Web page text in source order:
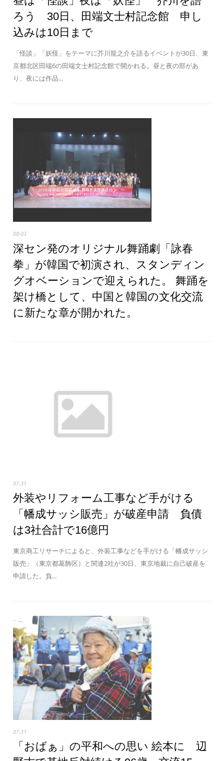
ろう 30日、田端文士村記念館 申し
込みは10日まで
「怪談」「妖怪」をテーマに芥川龍之介を語るイベントが30日、東
京都北区田端6の田端文士村記念館で開かれる。昼と夜の部があ
り、夜には作品...
08-03
深セン発のオリジナル舞踊劇「詠春
拳」が韓国で初演され、スタンディン
グオベーションで迎えられた。 舞踊を
架け橋として、中国と韓国の文化交流
に新たな章が開かれた。
07-31
外装やリフォーム工事など手がける
「幡成サッシ販売」が破産申請 負債
は3社合計で16億円
東京商工リサーチによると、外装工事などを手がける「幡成サッシ
販売」（東京都葛飾区）と関連2社が30日、東京地裁に自己破産を
申請した。負...
07-31
「おばぁ」の平和への思い 絵本に 辺